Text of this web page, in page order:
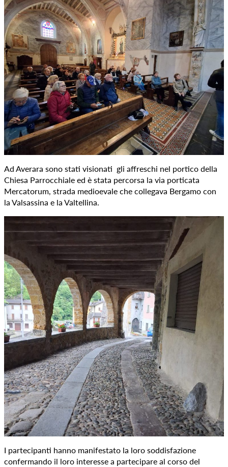
Ad Averara sono stati visionati gli affreschi nel portico della
Chiesa Parrocchiale ed è stata percorsa la via porticata
Mercatorum, strada medioevale che collegava Bergamo con
la Valsassina e la Valtellina.
I partecipanti hanno manifestato la loro soddisfazione
confermando il loro interesse a partecipare al corso del